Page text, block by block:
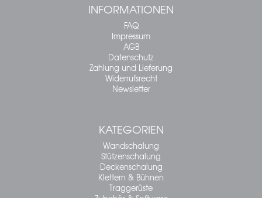
INFORMATIONEN
FAQ
Impressum
AGB
Datenschutz
Zahlung und Lieferung
Widerrufsrecht
Newsletter
KATEGORIEN
Wandschalung
Stützenschalung
Deckenschalung
Klettern & Bühnen
Traggerüste